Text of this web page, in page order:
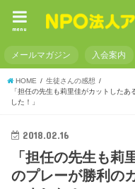
menu
メールマガジン 入会案内
HOME
生徒さんの感想
「担任の先生も莉里佳がカットした
した！」
2018.02.16
「担任の先生も莉
のプレーが勝利の